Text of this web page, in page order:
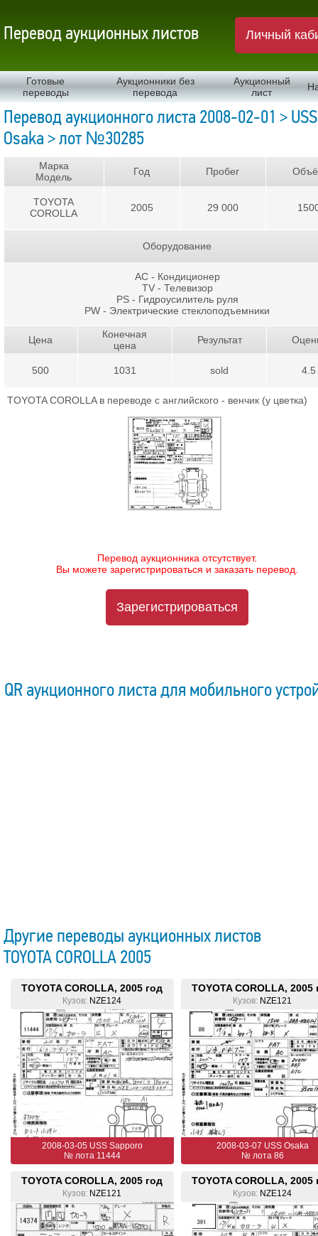
Перевод аукционных листов Личный
Готовые
переводы
Аукционники без
перевода
Аукционный
лист
Перевод аукционного листа 2008-02-01 > USS
Osaka > лот №30285
Марка
Модель
TOYOTA
COROLLA
Год
2005
Пробег
29 000
Оборудование
AC - Кондиционер
TV - Телевизор
PS - Гидроусилитель руля
PW - Электрические стеклоподъемники
Цена
500
Конечная
цена
1031
Результат
sold 4.5
TOYOTA COROLLA в переводе с английского - венчик (у цветка)
Перевод аукционника отсутствует.
Вы можете зарегистрироваться и заказать перевод.
Зарегистрироваться
QR аукционного листа для мобильного
Другие переводы аукционных листов
TOYOTA COROLLA 2005
TOYOTA COROLLA, 2005 год
Кузов: NZE124
2008-03-05 USS Sapporo
№ лота 11444
TOYOTA COROLLA, 2005
Кузов: NZE121
2008-03-07 USS Osaka
№ лота 86
TOYOTA COROLLA, 2005 год
Кузов: NZE121
TOYOTA COROLLA, 2005
Кузов: NZE124